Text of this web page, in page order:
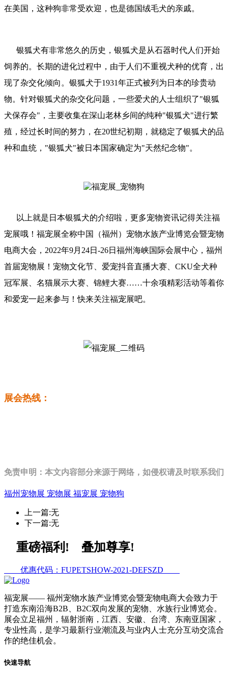
在美国，这种狗非常受欢迎，也是德国绒毛犬的亲戚。
银狐犬有非常悠久的历史，银狐犬是从石器时代人们开始
饲养的。长期的进化过程中，由于人们不重视犬种的优育，出
现了杂交化倾向。银狐犬于1931年正式被列为日本的珍贵动
物。针对银狐犬的杂交化问题，一些爱犬的人士组织了"银狐
犬保存会"，主要收集在深山老林乡间的纯种"银狐犬"进行繁
殖，经过长时间的努力，在20世纪初期，就稳定了银狐犬的品
种和血统，"银狐犬"被日本国家确定为"天然纪念物"。
以上就是日本银狐犬的介绍啦，更多宠物资讯记得关注福
宠展哦！福宠展全称中国（福州）宠物水族产业博览会暨宠物
电商大会，2022年9月24日-26日福州海峡国际会展中心，福州
首届宠物展！宠物文化节、爱宠抖音直播大赛、CKU全犬种
冠军展、名猫展示大赛、锦鲤大赛……十余项精彩活动等着你
和爱宠一起来参与！快来关注福宠展吧。
展会热线：
免责申明：本文内容部分来源于网络，如侵权请及时联系我们
福州宠物展 宠物展 福宠展 宠物狗
上一篇:无
下一篇:无
重磅福利! 叠加尊享!
优惠代码：FUPETSHOW-2021-DEFSZD
福宠展—— 福州宠物水族产业博览会暨宠物电商大会致力于
打造东南沿海B2B、B2C双向发展的宠物、水族行业博览会。
展会立足福州，辐射浙南，江西、安徽、台湾、东南亚国家，
专业性高，是学习最新行业潮流及与业内人士充分互动交流合
作的绝佳机会。
快速导航